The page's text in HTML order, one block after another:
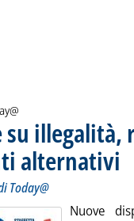
illegalità,
alternativi
Today@
Nuove